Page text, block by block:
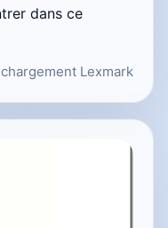
dans ce
Lexmark